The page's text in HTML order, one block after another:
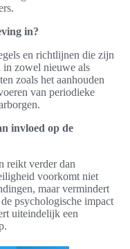
in?
en richtlijnen die zijn
in zowel nieuwe als
zoals het aanhouden
van periodieke
invloed op de
reikt verder dan
voorkomt niet
maar vermindert
psychologische impact
uiteindelijk een